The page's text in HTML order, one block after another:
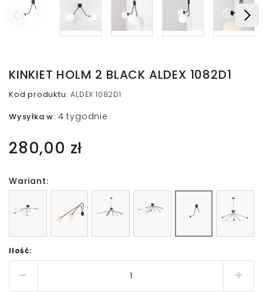
KINKIET HOLM 2 BLACK ALDEX 1082D1
Kod produktu:ALDEX 1082D1
Wysyłka w: 4 tygodnie
280,00 zł
Wariant:
Ilość: